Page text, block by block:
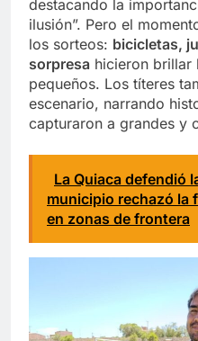
destacando la
ilusión”. Pero el
los sorteos: bicicletas,
sorpresa hicieron brillar
pequeños. Los títeres
escenario, narrando
capturaron a grandes y
La Quiaca defendió
municipio rechazó la
en zonas de frontera